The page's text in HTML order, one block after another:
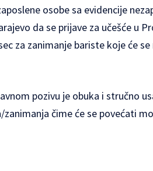
osobe sa evidencije
da se prijave za učešće u
za zanimanje bariste koje će
pozivu je obuka i stručno
čime će se povećati